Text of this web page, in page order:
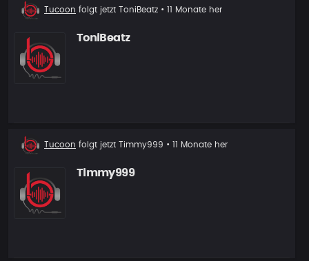
Neuer
Tucoon folgt jetzt ToniBeatz • 11 Monate her
ToniBeatz
Neuer
Tucoon folgt jetzt Timmy999 • 11 Monate her
Timmy999